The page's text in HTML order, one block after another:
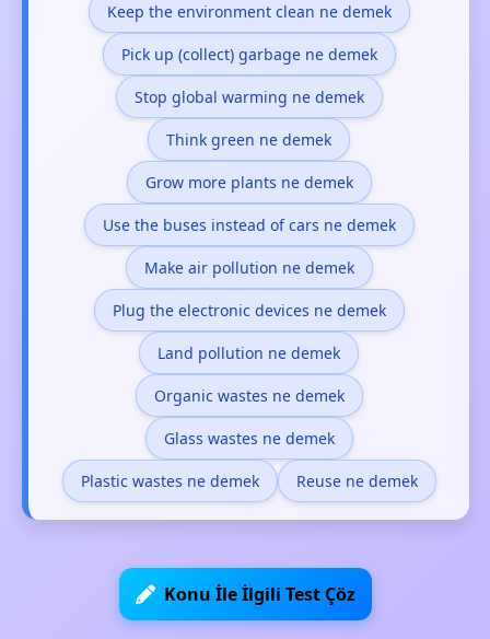
Keep the environment clean ne demek
Pick up (collect) garbage ne demek
Stop global warming ne demek
Think green ne demek
Grow more plants ne demek
Use the buses instead of cars ne demek
Make air pollution ne demek
Plug the electronic devices ne demek
Land pollution ne demek
Organic wastes ne demek
Glass wastes ne demek
Plastic wastes ne demek Reuse ne demek
Konu İle İlgili Test Çöz